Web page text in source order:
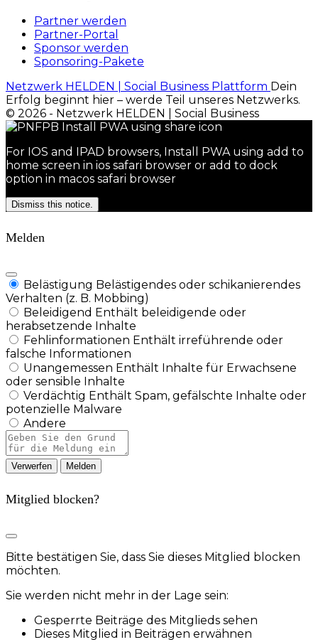
Partner werden
Partner-Portal
Sponsor werden
Sponsoring-Pakete
Netzwerk HELDEN | Social Business Plattform Dein
Erfolg beginnt hier – werde Teil unseres Netzwerks.
© 2026 - Netzwerk HELDEN | Social Business
For IOS and IPAD browsers, Install PWA using add to
home screen in ios safari browser or add to dock
option in macos safari browser
Dismiss this notice.
Melden
Belästigung Belästigendes oder schikanierendes
Verhalten (z. B. Mobbing)
Beleidigend Enthält beleidigende oder
herabsetzende Inhalte
Fehlinformationen Enthält irreführende oder
falsche Informationen
Unangemessen Enthält Inhalte für Erwachsene
oder sensible Inhalte
Verdächtig Enthält Spam, gefälschte Inhalte oder
potenzielle Malware
Andere
Berichtsnotiz
Melden
Mitglied blocken?
Bitte bestätigen Sie, dass Sie dieses Mitglied blocken
möchten.
Sie werden nicht mehr in der Lage sein:
Gesperrte Beiträge des Mitglieds sehen
Dieses Mitglied in Beiträgen erwähnen